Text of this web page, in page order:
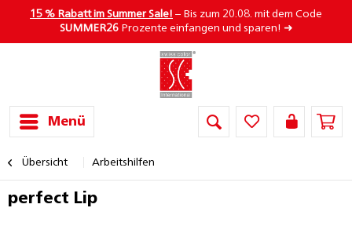
15 % Rabatt im Summer Sale! – Bis zum 20.08. mit dem Code
SUMMER26Prozente einfangen und sparen! ➜
Menü
Übersicht Arbeitshilfen
perfect Lip